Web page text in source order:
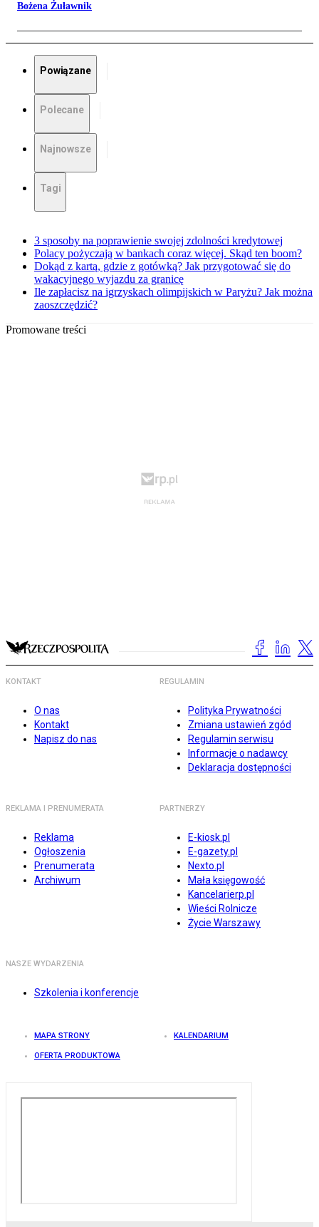
Bożena Żuławnik
Powiązane
Polecane
Najnowsze
Tagi
3 sposoby na poprawienie swojej zdolności kredytowej
Polacy pożyczają w bankach coraz więcej. Skąd ten boom?
Dokąd z kartą, gdzie z gotówką? Jak przygotować się do
wakacyjnego wyjazdu za granicę
Ile zapłacisz na igrzyskach olimpijskich w Paryżu? Jak można
zaoszczędzić?
Promowane treści
KONTAKT
O nas
Kontakt
Napisz do nas
REGULAMIN
Polityka Prywatności
Zmiana ustawień zgód
Regulamin serwisu
Informacje o nadawcy
Deklaracja dostępności
REKLAMA I PRENUMERATA
Reklama
Ogłoszenia
Prenumerata
Archiwum
PARTNERZY
E-kiosk.pl
E-gazety.pl
Nexto.pl
Mała księgowość
Kancelarierp.pl
Wieści Rolnicze
Życie Warszawy
NASZE WYDARZENIA
Szkolenia i konferencje
MAPA STRONY KALENDARIUM
OFERTA PRODUKTOWA